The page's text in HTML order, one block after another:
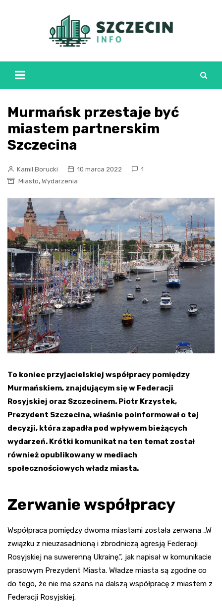
Murmańsk przestaje być
miastem partnerskim
Szczecina
Kamil Borucki 10 marca 2022
1
Miasto, Wydarzenia
To koniec przyjacielskiej współpracy pomiędzy
Murmańskiem, znajdującym sięw Federacji
Rosyjskiej oraz Szczecinem. Piotr Krzystek,
Prezydent Szczecina,właśnie poinformował o tej
decyzji, która zapadła pod wpływem bieżących
wydarzeń. Krótki komunikat na ten temat został
również opublikowany w mediach
społecznościowych władz miasta.
Zerwanie współpracy
Współpraca pomiędzy dwoma miastami została zerwana „W
związku z nieuzasadnioną i zbrodniczą agresją Federacji
Rosyjskiej na suwerenną Ukrainę.”, jak napisał w komunikacie
prasowym Prezydent Miasta. Władze miasta są zgodne co
do tego, że nie ma szans na dalszą współpracę z miastem z
Federacji Rosyjskiej.